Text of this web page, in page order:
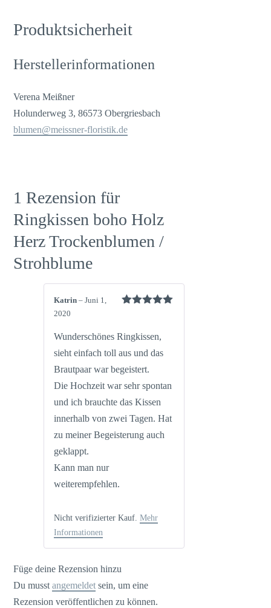
Produktsicherheit
Herstellerinformationen
Verena Meißner
Holunderweg 3, 86573 Obergriesbach
blumen@meissner-floristik.de
1 Rezension für
Ringkissen boho Holz
Herz Trockenblumen /
Strohblume
Katrin– Juni 1,
2020
Wunderschönes Ringkissen,
sieht einfach toll aus und das
Brautpaar war begeistert.
Die Hochzeit war sehr spontan
und ich brauchte das Kissen
innerhalb von zwei Tagen. Hat
zu meiner Begeisterung auch
geklappt.
Kann man nur
weiterempfehlen.
Nicht verifizierter Kauf.Mehr
Informationen
Füge deine Rezension hinzu
Du musstangemeldet sein, um eine
Rezension veröffentlichen zu können.